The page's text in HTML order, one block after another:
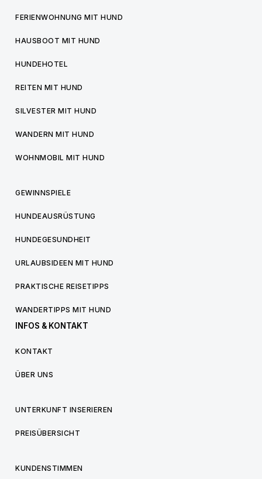
FERIENWOHNUNG MIT HUND
HAUSBOOT MIT HUND
HUNDEHOTEL
REITEN MIT HUND
SILVESTER MIT HUND
WANDERN MIT HUND
WOHNMOBIL MIT HUND
GEWINNSPIELE
HUNDEAUSRÜSTUNG
HUNDEGESUNDHEIT
URLAUBSIDEEN MIT HUND
PRAKTISCHE REISETIPPS
WANDERTIPPS MIT HUND
INFOS & KONTAKT
KONTAKT
ÜBER UNS
UNTERKUNFT INSERIEREN
PREISÜBERSICHT
KUNDENSTIMMEN